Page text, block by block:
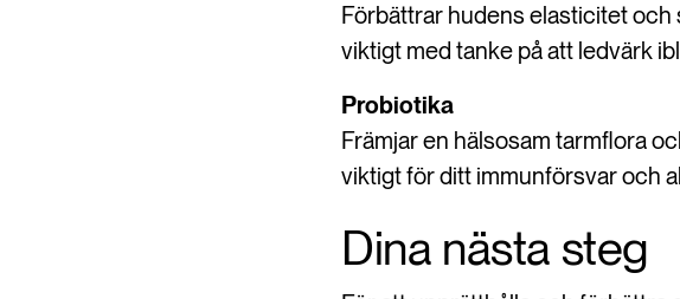
Förbättrar hudens elasticitet och
viktigt med tanke på att ledvärk
Probiotika
Främjar en hälsosam tarmflora
viktigt för ditt immunförsvar och
Dina nästa steg